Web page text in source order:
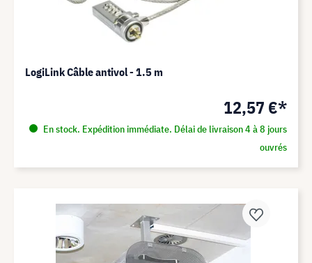
LogiLink Câble antivol - 1.5 m
12,57 €*
En stock. Expédition immédiate. Délai de livraison 4 à 8 jours
ouvrés